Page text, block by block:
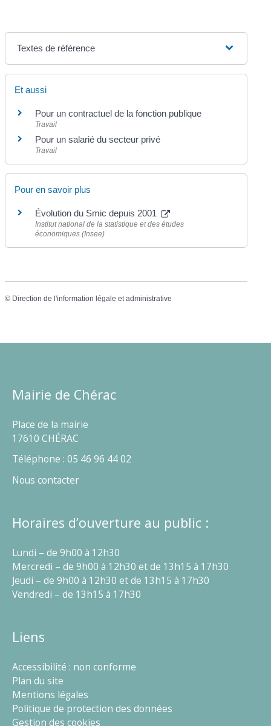
Textes de référence
Et aussi
Pour un contractuel de la fonction publique
Travail
Pour un salarié du secteur privé
Travail
Pour en savoir plus
Évolution du Smic depuis 2001
Institut national de la statistique et des études
économiques (Insee)
© Direction de l'information légale et administrative
Mairie de Chérac
Place de la mairie
17610 CHÉRAC
Téléphone : 05 46 96 44 02
Nous contacter
Horaires d’ouverture au public :
Lundi – de 9h00 à 12h30
Mercredi – de 9h00 à 12h30 et de 13h15 à 17h30
Jeudi – de 9h00 à 12h30 et de 13h15 à 17h30
Vendredi – de 13h15 à 17h30
Liens
Accessibilité : non conforme
Plan du site
Mentions légales
Politique de protection des données
Gestion des cookies